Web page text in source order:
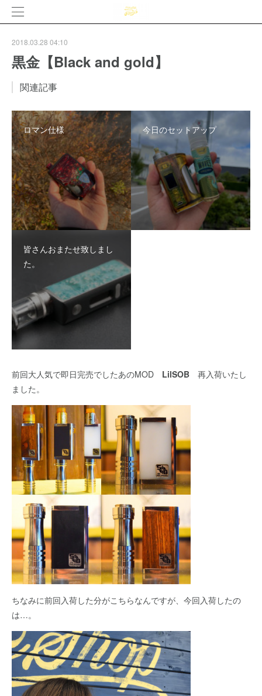
2018.03.28 04:10
黒金【Black and gold】
関連記事
ロマン仕様 今日のセットアップ
皆さんおまたせ致しまし
た。
前回大人気で即日完売でしたあのMOD LilSOB 再入荷いたし
ました。
ちなみに前回入荷した分がこちらなんですが、今回入荷したの
は…。